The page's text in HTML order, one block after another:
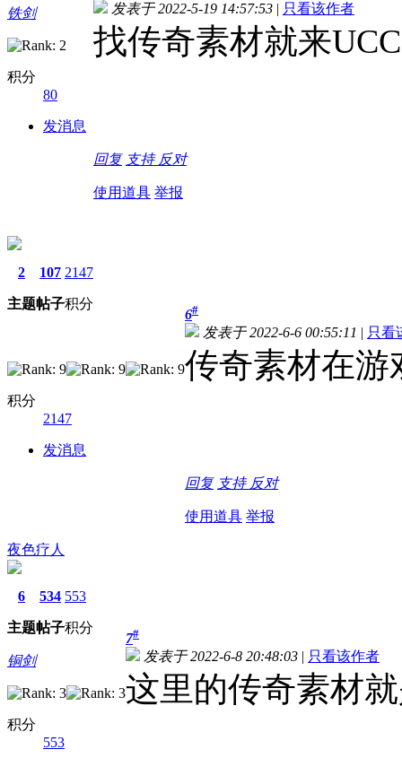
铁剑
积分
80
发消息
发表于 2022-5-19 14:57:53 | 只看该作者
找传奇素材就来
回复 支持 反对
使用道具 举报
2
主题
107
帖子
2147
积分
积分
2147
发消息
6#
发表于 2022-6-6 00:55:11 | 只看
传奇素材在游
回复 支持 反对
使用道具 举报
夜色疗人
6
主题
534
帖子
553
积分
铜剑
积分
553
7#
发表于 2022-6-8 20:48:03 | 只看该作者
这里的传奇素材